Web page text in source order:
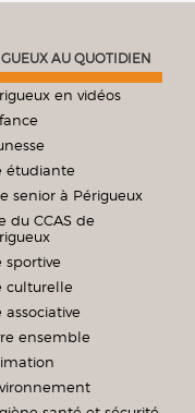
AU QUOTIDIEN
en vidéos
étudiante
senior à Périgueux
du CCAS de
sportive
culturelle
associative
ensemble